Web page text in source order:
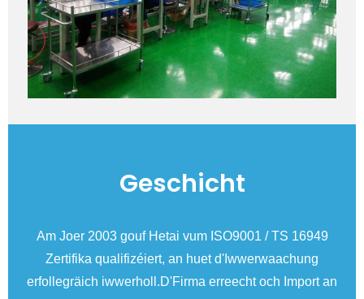
Geschicht
Am Joer 2003 gouf Hetai vum ISO9001 / TS 16949
Zertifika qualifizéiert, an huet d'Iwwerwaachung
erfollegräich iwwerholl.D'Firma erreecht och Import an